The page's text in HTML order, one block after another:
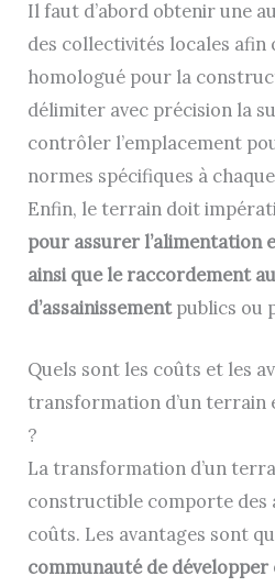
Il faut d’abord obtenir une
des collectivités locales
homologué pour la
délimiter avec précision la
contrôler l’emplacement
normes spécifiques à
Enfin, le terrain doit
pour assurer l’alimentation
ainsi que le raccordement
d’assainissementpublics ou
Quels sont les coûts et les
transformation d’un terrain
?
La transformation d’un
constructible comporte des
coûts. Les avantages sont
communauté de